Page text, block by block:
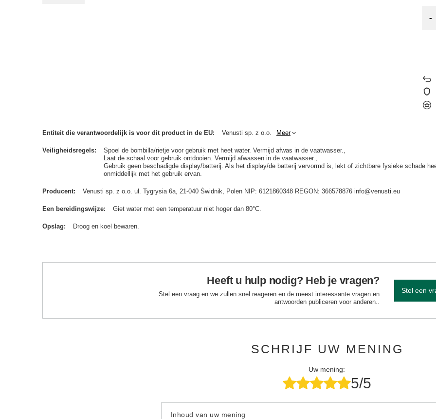
-
Entiteit die verantwoordelijk is voor dit product in de EU Venusti sp. z o.o. Meer
Veiligheidsregels
Spoel de bombilla/rietje voor gebruik met heet water. Vermijd afwas in de vaatwasser.
Laat de schaal voor gebruik ontdooien. Vermijd afwassen in de vaatwasser.
Gebruik geen beschadigde display/batterij. Als het display/de batterij vervormd is, lekt of zichtbare fysieke schade
onmiddellijk met het gebruik ervan.
Producent Venusti sp. z o.o. ul. Tygrysia 6a, 21-040 Świdnik, Polen NIP: 6121860348 REGON: 366578876 info@venusti.eu
Een bereidingswijze Giet water met een temperatuur niet hoger dan 80°C.
Opslag Droog en koel bewaren.
Heeft u hulp nodig? Heb je vragen?
Stel een vraag en we zullen snel reageren en de meest interessante vragen en
antwoorden publiceren voor anderen..
Stel een
SCHRIJF UW MENING
Uw mening:
5/5
Inhoud van uw mening